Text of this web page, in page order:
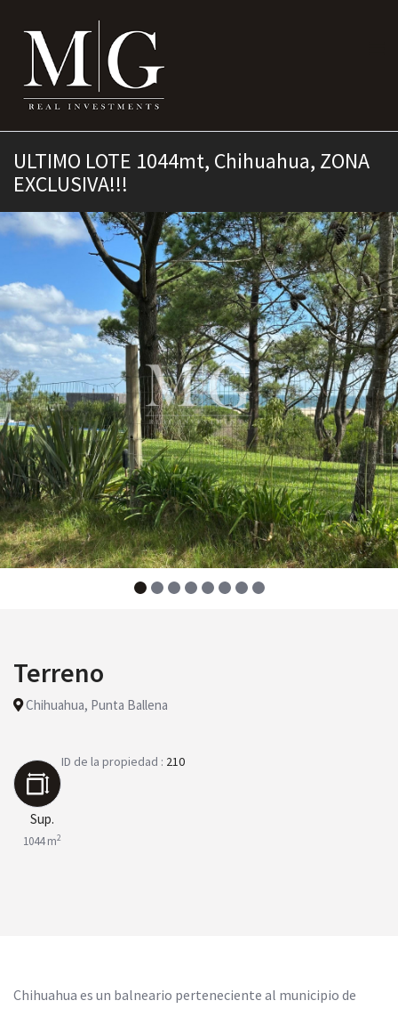
ULTIMO LOTE 1044mt, Chihuahua, ZONA
EXCLUSIVA!!!
Terreno
Chihuahua, Punta Ballena
Sup.
1044 m2
ID de la propiedad : 210
Chihuahua es un balneario perteneciente al municipio de